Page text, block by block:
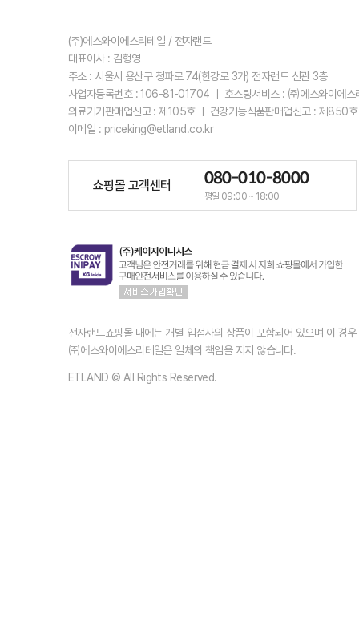
(주)에스와이에스리테일 / 전자랜드
대표이사 : 김형영
주소 : 서울시 용산구 청파로 74(한강로 3가) 전자랜드 신관 3층
사업자등록번호 : 106-81-01704 ㅣ 호스팅서비스 : ㈜에스와이에
의료기기판매업신고 : 제105호 ㅣ 건강기능식품판매업신고 : 제850
이메일 : priceking@etland.co.kr
쇼핑몰 고객센터 080-010-8000
평일 09:00 ~ 18:00
전자랜드쇼핑몰 내에는 개별 입점사의 상품이 포함되어 있으며 이 경
㈜에스와이에스리테일은 일체의 책임을 지지 않습니다.
ETLAND © All Rights Reserved.